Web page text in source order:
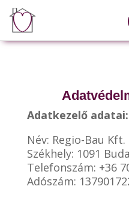
Adatkezelő adatai:
Név: Regio-Bau Kft.
Székhely: 1091
Telefonszám: +36
Adószám: